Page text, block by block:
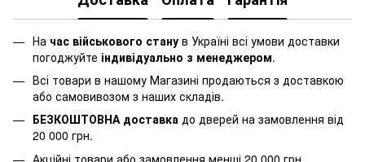
На час військового стану в Україні всі умови доставки
погоджуйте індивідуально з менеджером.
Всі товари в нашому Магазині продаються з доставкою
або самовивозом з наших складів.
БЕЗКОШТОВНА доставка до дверей на замовлення від
20 000 грн.
Акційні товари або замовлення менші 20 000 грн